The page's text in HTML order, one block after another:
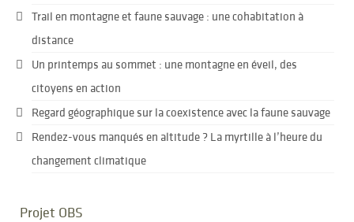
Trail en montagne et faune sauvage : une cohabitation à
distance
Un printemps au sommet : une montagne en éveil, des
citoyens en action
Regard géographique sur la coexistence avec la faune sauvage
Rendez-vous manqués en altitude ? La myrtille à l’heure du
changement climatique
Projet OBS